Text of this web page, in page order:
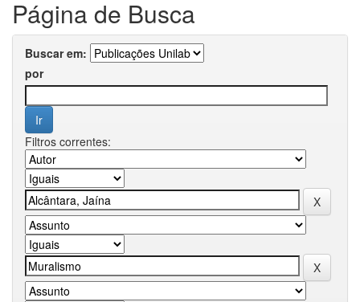
Página de Busca
Buscar em:
por
Filtros correntes: